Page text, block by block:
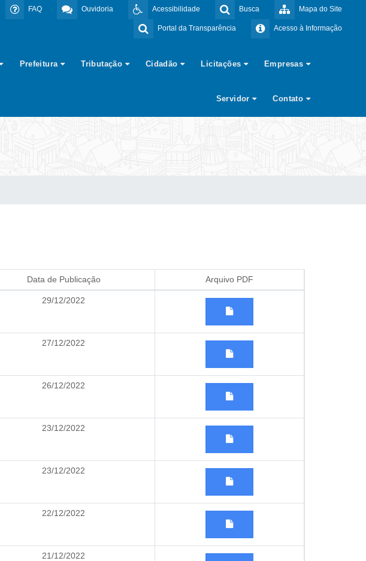
Mapa do Site
Busca
Acessibilidade
Ouvidoria
FAQ
Acesso à Informação
Portal da Transparência
Prefeitura Tributação Cidadão Licitações Empresas
Servidor Contato
Data de Publicação Arquivo PDF
29/12/2022
27/12/2022
26/12/2022
23/12/2022
23/12/2022
22/12/2022
21/12/2022